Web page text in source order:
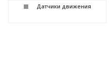
Датчики движения